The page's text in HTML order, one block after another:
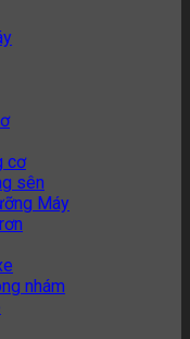
cơ
sên
Máy
nhám